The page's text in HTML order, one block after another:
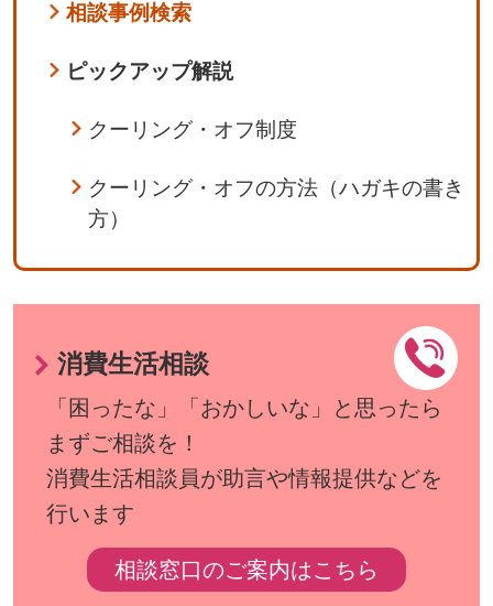
相談事例検索
ピックアップ解説
クーリング・オフ制度
クーリング・オフの方法（ハガキの書き
方）
消費生活相談
「困ったな」「おかしいな」と思ったら
まずご相談を！
消費生活相談員が助言や情報提供などを
行います
相談窓口のご案内はこちら